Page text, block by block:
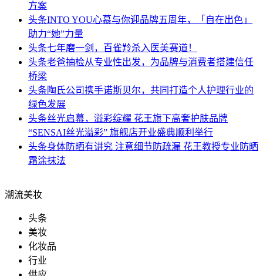
方案
头条INTO YOU心慕与你迎品牌五周年，「自在出色」
助力“她”力量
头条七年磨一剑，百雀羚杀入医美赛道！
头条老爸抽检从专业性出发，为品牌与消费者搭建信任
桥梁
头条陶氏公司携手诺斯贝尔，共同打造个人护理行业的
绿色发展
头条丝光启幕，溢彩绽耀 花王旗下高奢护肤品牌
“SENSAI丝光溢彩” 旗舰店开业盛典顺利举行
头条身体防晒有讲究 注意细节防疏漏 花王教授专业防晒
霜涂抹法
潮流美妆
头条
美妆
化妆品
行业